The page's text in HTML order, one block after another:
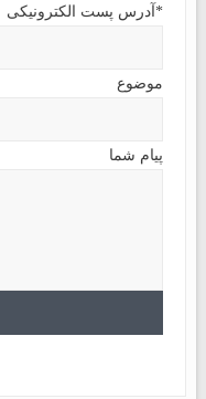
*آدرس پست الکترونیکی
موضوع
پیام شما